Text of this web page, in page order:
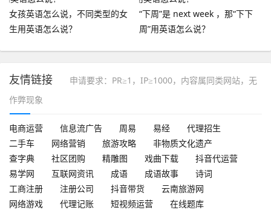
女孩英语怎么说，不同类型的女
生用英语怎么说？
“下周”是 next week ，那“下下
周”用英语怎么说？
友情链接
申请要求：PR≥1，IP≥1000，内容属同类网站，无
作弊现象
电商运营 信息流广告 周易 易经
代理招生
二手车
网络营销 旅游攻略
非物质文化遗产
查字典
社区团购 精雕图 戏曲下载
抖音代运营
易学网
互联网资讯 成语 成语故事
诗词
工商注册
注册公司 抖音带货
云南旅游网
网络游戏
代理记账 短视频运营
在线题库